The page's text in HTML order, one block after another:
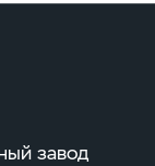
завод